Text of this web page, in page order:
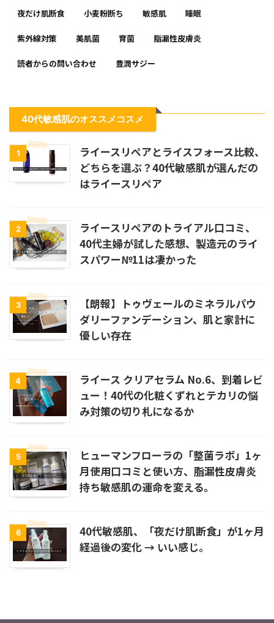
夜だけ肌断食 小麦粉断ち 敏感肌 睡眠
紫外線対策 美肌菌 育菌 脂漏性皮膚炎
読者からの問い合わせ 豊潤サジー
40代敏感肌のオススメコスメ
1
ライースリペアとライスフォース比較、
どちらを選ぶ？40代敏感肌が選んだの
はライースリペア
2
ライースリペアのトライアル口コミ、
40代主婦が試した感想、製造元のライ
スパワー№11は凄かった
3
【朗報】トゥヴェールのミネラルパウ
ダリーファンデーション、肌と家計に
優しい存在
4
ライース クリアセラム No.6、到着レビ
ュー！40代の化粧くずれとテカリの悩
み対策の切り札になるか
5
ヒューマンフローラの「整菌ラボ」1ヶ
月使用口コミと使い方、脂漏性皮膚炎
持ち敏感肌の運命を変える。
6
40代敏感肌、「夜だけ肌断食」が1ヶ月
経過後の変化 → いい感じ。